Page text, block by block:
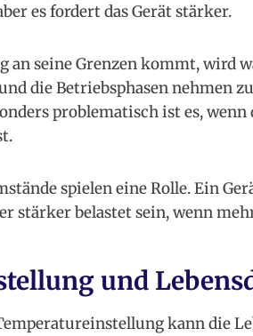
es fordert das Gerät stärker.
an seine Grenzen kommt, wird
die Betriebsphasen nehmen
problematisch ist es,
spielen eine Rolle. Ein
stärker belastet sein, wenn
und
kann die